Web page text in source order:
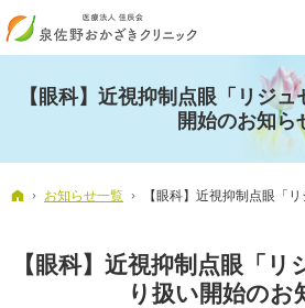
【眼科】近視抑制点眼「リジ
開始のお知ら
ホーム
お知らせ一覧 【眼科】近視抑制点眼「
【眼科】近視抑制点眼「
り扱い開始のお